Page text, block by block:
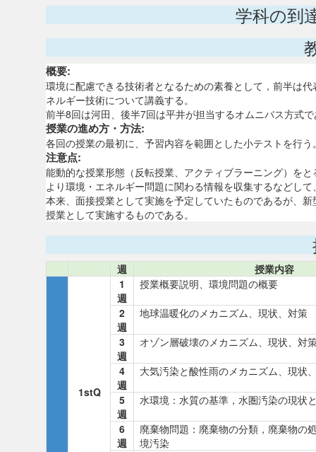
学科の到
概要:
環境に配慮できる技術者となるための素養として，前半は
ネルギー技術について講義する。
前半8回は河田、後半7回は平井が担当するオムニバス方式
授業の進め方・方法:
各回の授業の最初に、予習内容を範囲とした小テストを行
注意点:
能動的な授業形態（反転授業、アクティブラーニング）を
より環境・エネルギー問題に関わる情報を収集するなどし
本来、面接授業として実施を予定していたものであるが、
授業として実施するものである。
週 授業内容
1stQ
1
週
授業概要説明、環境問題の概要
2
週
地球温暖化のメカニズム、現状、対策
3
週
オゾン層破壊のメカニズム、現状、対
4
週
大気汚染と酸性雨のメカニズム、現状
5
週
水環境：水質の基準，水圏汚染の現状
6
週
廃棄物問題：廃棄物の分類，廃棄物の
境汚染